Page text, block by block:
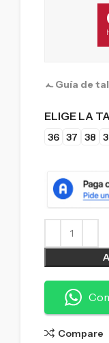
Guía de
ELIGE LA
36 37 38
Compare